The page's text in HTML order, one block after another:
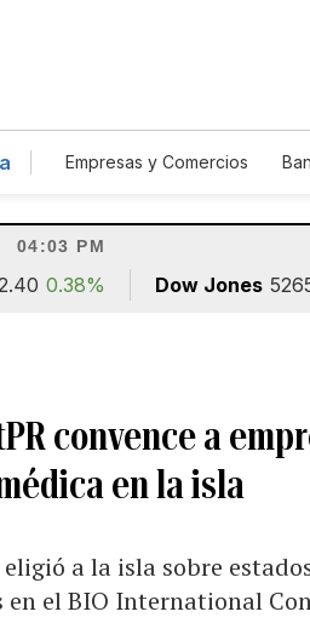
Empresas y Comercios
04:03 PM
0.38% Dow Jones
convence a
en la isla
a la isla sobre
el BIO International